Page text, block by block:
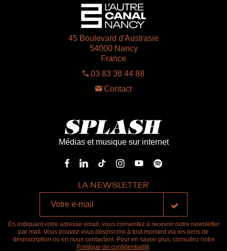
45 Boulevard d'Austrasie
54000 Nancy
France
03 83 38 44 88
Contact
Médias et musique sur internet
LA NEWSLETTER
En indiquant votre adresse email, vous consentez à recevoir notre newsletter
par mail. Vous pouvez vous désinscrire à tout moment via les liens de
désinscription ou en nous contactant. Pour en savoir plus, consultez notre
Politique de confidentialité.